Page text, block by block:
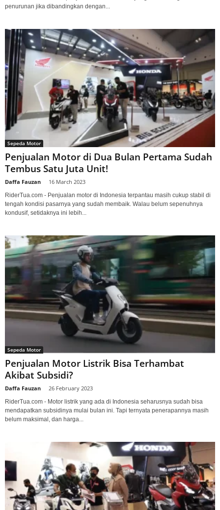
penurunan jika dibandingkan dengan...
Sepeda Motor
Penjualan Motor di Dua Bulan Pertama Sudah
Tembus Satu Juta Unit!
Daffa Fauzan 16 March 2023
RiderTua.com - Penjualan motor di Indonesia terpantau masih cukup stabil di
tengah kondisi pasarnya yang sudah membaik. Walau belum sepenuhnya
kondusif, setidaknya ini lebih...
Sepeda Motor
Penjualan Motor Listrik Bisa Terhambat
Akibat Subsidi?
Daffa Fauzan 26 February 2023
RiderTua.com - Motor listrik yang ada di Indonesia seharusnya sudah bisa
mendapatkan subsidinya mulai bulan ini. Tapi ternyata penerapannya masih
belum maksimal, dan harga...